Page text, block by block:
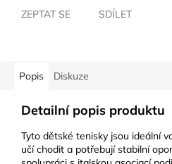
ZEPTAT SE SDÍLET
Popis Diskuze
Detailní popis produktu
Tyto dětské tenisky jsou ideální
učí chodit a potřebují stabilní